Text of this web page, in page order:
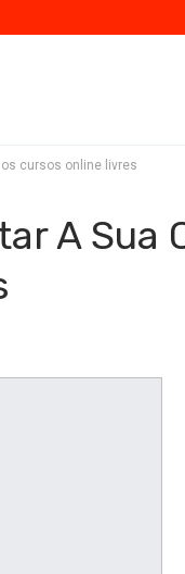
cursos online livres
A Sua